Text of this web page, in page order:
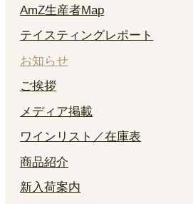
AmZ生産者Map
テイスティングレポート
お知らせ
ご挨拶
メディア掲載
ワインリスト／在庫表
商品紹介
新入荷案内